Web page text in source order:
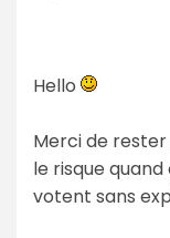
Hello
Merci de
le risque
votent sans